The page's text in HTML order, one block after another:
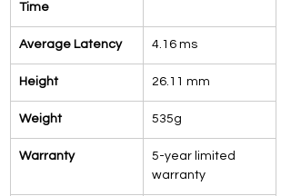
Time
Average Latency 4.16 ms
Height 26.11 mm
Weight 535g
Warranty
5-year limited
warranty